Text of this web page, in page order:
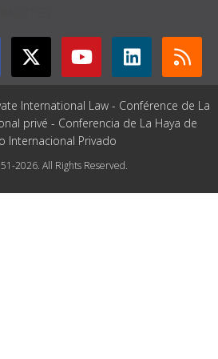
International Law - Conférence de La
privé - Conferencia de La Haya de
Internacional Privado
2026. All Rights Reserved.